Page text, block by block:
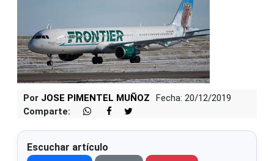
Por JOSE PIMENTEL MUÑOZ
Fecha: 20/12/2019
Comparte:
Escuchar artículo